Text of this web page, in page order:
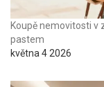
Koupě nemovitosti v
pastem
května 4 2026